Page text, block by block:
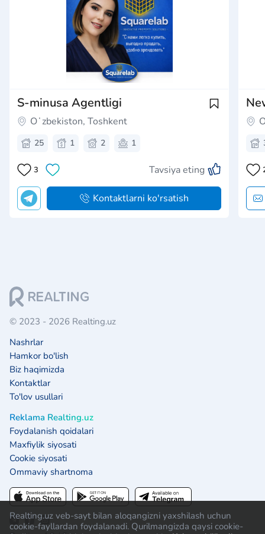
Realting.uz veb-sayt bilan aloqangizni yaxshilash uchun
cookie-fayllardan foydalanadi. Qurilmangizda qaysi cookie-
S-minusa Agentligi
Oʻzbekiston, Toshkent
25 1 2 1
3 Tavsiya eting
Kontaktlarni ko'rsatish
© 2023 - 2026 Realting.uz
Nashrlar
Hamkor bo'lish
Biz haqimizda
Kontaktlar
To'lov usullari
Reklama Realting.uz
Foydalanish qoidalari
Maxfiylik siyosati
Cookie siyosati
Ommaviy shartnoma